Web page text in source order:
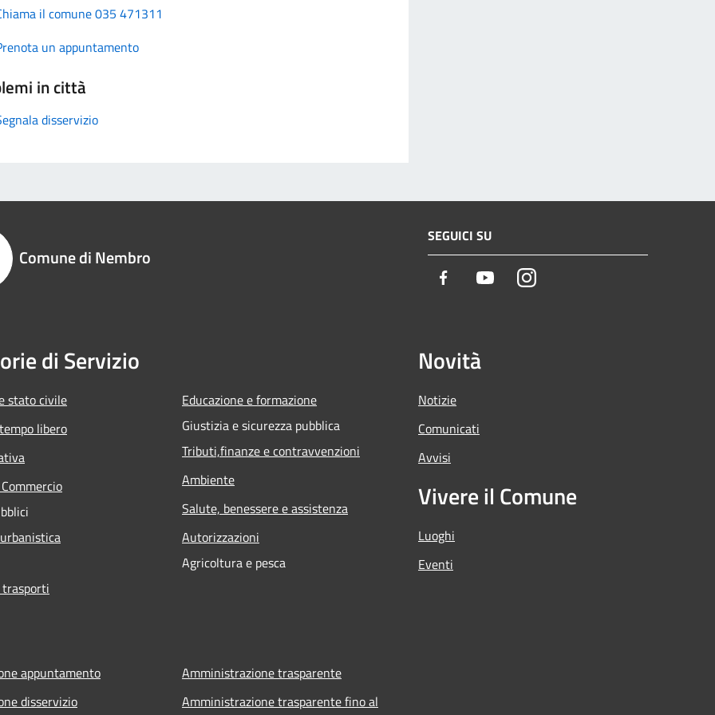
il comune 035 471311
un appuntamento
in città
disservizio
Comune di Nembro
SEGUICI SU
Facebook YoutubeInstagram
di Servizio
stato civile
libero
Educazione e formazione
Giustizia e sicurezza pubblica
Tributi,finanze e contravvenzioni
Ambiente
Salute, benessere e assistenza
Autorizzazioni
Agricoltura e pesca
Novità
Notizie
Comunicati
Avvisi
Vivere il Comune
Luoghi
Eventi
appuntamento
disservizio
Amministrazione trasparente
Amministrazione trasparente fino al